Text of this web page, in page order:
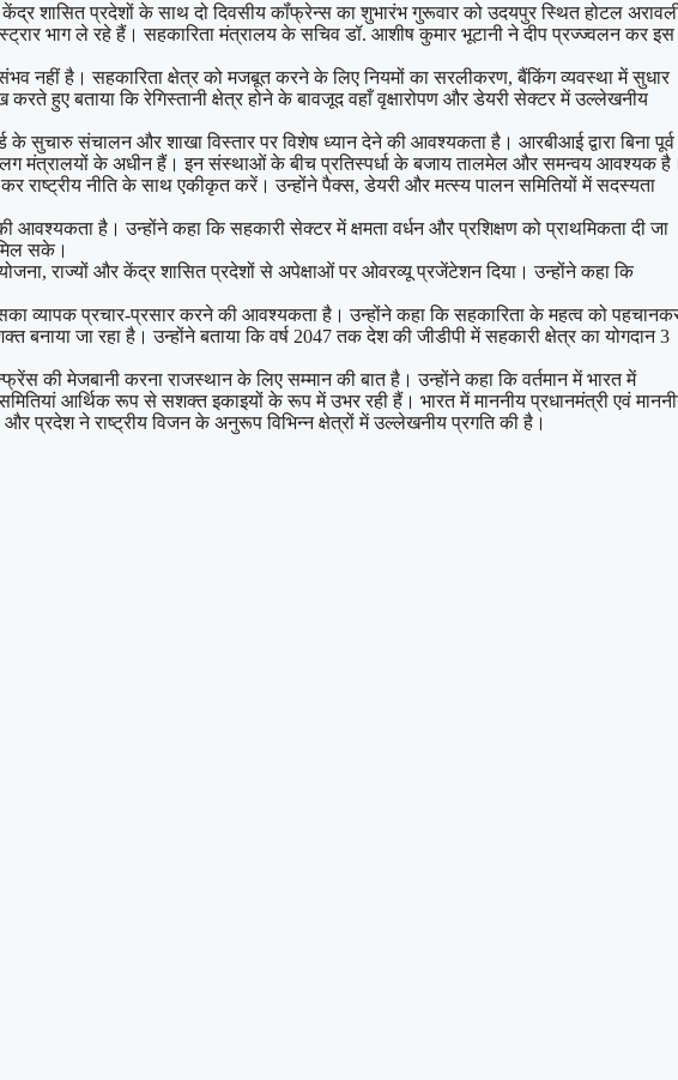
शासित प्रदेशों के साथ दो दिवसीय कॉंफ्रेन्स का शुभारंभ गुरूवार को उदयपुर स्थित होटल
भाग ले रहे हैं। सहकारिता मंत्रालय के सचिव डॉ. आशीष कुमार भूटानी ने दीप प्रज्ज्वलन कर इस
नहीं है। सहकारिता क्षेत्र को मजबूत करने के लिए नियमों का सरलीकरण, बैंकिंग व्यवस्था में सुधार
बताया कि रेगिस्तानी क्षेत्र होने के बावजूद वहाँ वृक्षारोपण और डेयरी सेक्टर में उल्लेखनीय
सुचारु संचालन और शाखा विस्तार पर विशेष ध्यान देने की आवश्यकता है। आरबीआई द्वारा बिना पूर्व
मंत्रालयों के अधीन हैं। इन संस्थाओं के बीच प्रतिस्पर्धा के बजाय तालमेल और समन्वय आवश्यक
राष्ट्रीय नीति के साथ एकीकृत करें। उन्होंने पैक्स, डेयरी और मत्स्य पालन समितियों में सदस्यता
है। उन्होंने कहा कि सहकारी सेक्टर में क्षमता वर्धन और प्रशिक्षण को प्राथमिकता दी जा
सके।
राज्यों और केंद्र शासित प्रदेशों से अपेक्षाओं पर ओवरव्यू प्रजेंटेशन दिया। उन्होंने कहा कि
व्यापक प्रचार-प्रसार करने की आवश्यकता है। उन्होंने कहा कि सहकारिता के महत्व को
जा रहा है। उन्होंने बताया कि वर्ष 2047 तक देश की जीडीपी में सहकारी क्षेत्र का योगदान 3
की मेजबानी करना राजस्थान के लिए सम्मान की बात है। उन्होंने कहा कि वर्तमान में भारत में
आर्थिक रूप से सशक्त इकाइयों के रूप में उभर रही हैं। भारत में माननीय प्रधानमंत्री एवं
प्रदेश ने राष्ट्रीय विजन के अनुरूप विभिन्न क्षेत्रों में उल्लेखनीय प्रगति की है।